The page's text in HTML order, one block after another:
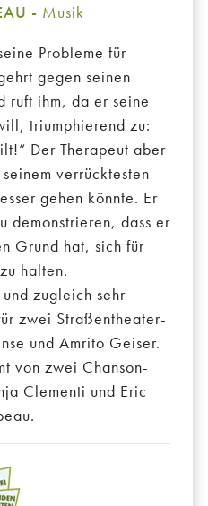
- Musik
Probleme für
gegen seinen
ruft ihm, da er seine
triumphierend zu:
Der Therapeut aber
verrücktesten
gehen könnte. Er
demonstrieren, dass er
Grund hat, sich für
halten.
zugleich sehr
zwei Straßentheater-
und Amrito Geiser.
von zwei Chanson-
Clementi und Eric